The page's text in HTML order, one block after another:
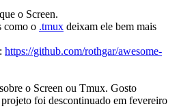
o Screen.
como o .tmux deixam ele bem mais
https://github.com/rothgar/awesome-
o Screen ou Tmux. Gosto
projeto foi descontinuado em fevereiro